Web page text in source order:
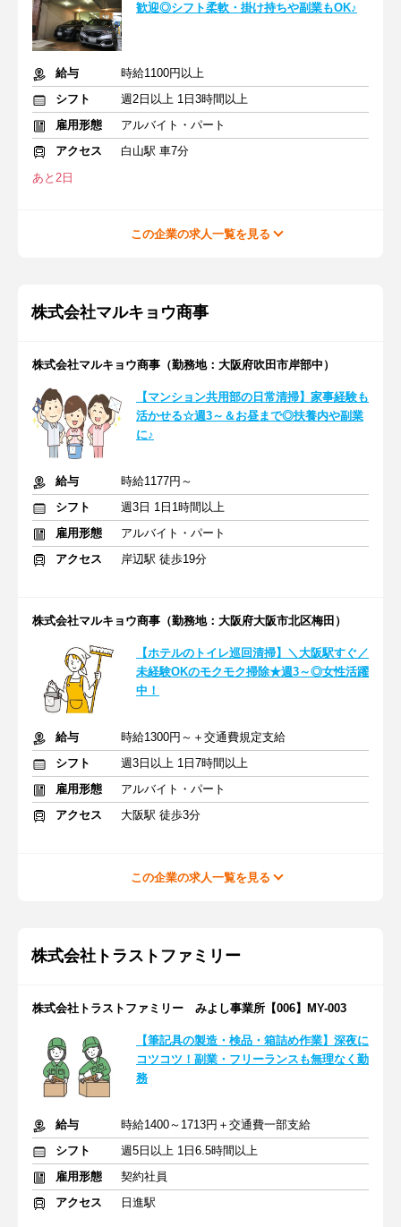
歓迎◎シフト柔軟・掛け持ちや副業もOK♪
給与
時給1100円以上
シフト
週2日以上 1日3時間以上
雇用形態
アルバイト・パート
アクセス
白山駅 車7分
あと2日
この企業の求人一覧を見る
株式会社マルキョウ商事
株式会社マルキョウ商事（勤務地：⼤阪府吹⽥市岸部中）
【マンション共用部の日常清掃】家事経験も
活かせる☆週3～＆お昼まで◎扶養内や副業
に♪
給与
時給1177円～
シフト
週3日 1日1時間以上
雇用形態
アルバイト・パート
アクセス
岸辺駅 徒歩19分
株式会社マルキョウ商事（勤務地：⼤阪府⼤阪市北区梅⽥）
【ホテルのトイレ巡回清掃】＼⼤阪駅すぐ／
未経験OKのモクモク掃除★週3～◎女性活躍
中！
給与
時給1300円～＋交通費規定支給
シフト
週3日以上 1日7時間以上
雇用形態
アルバイト・パート
アクセス
大阪駅 徒歩3分
この企業の求人一覧を見る
株式会社トラストファミリー
株式会社トラストファミリー みよし事業所【006】MY-003
【筆記具の製造・検品・箱詰め作業】深夜に
コツコツ！副業・フリーランスも無理なく勤
務
給与
時給1400～1713円＋交通費一部支給
シフト
週5日以上 1日6.5時間以上
雇用形態
契約社員
アクセス
日進駅